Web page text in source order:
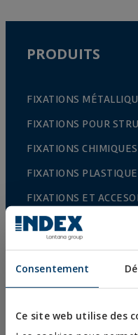
Consentement
Ce site web utilise des
PRODUITS
FIXATIONS
FIXATIONS POUR
FIXATIONS CHIMIQUES
FIXATIONS
FIXATIONS ET
FIXATIONS POUR
ACCESSOIRES POUR
ACCESSOIRES TREILLIS